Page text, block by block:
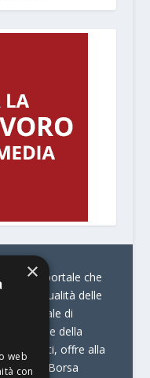
è il portale che
e l’attualità delle
È il portale di
settore della
contenuti, offre alla
la Borsa
×
web
con